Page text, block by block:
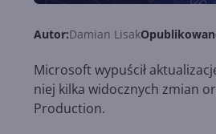
Autor:Damian Lisak
Microsoft wypuścił
niej kilka widocznych zmian
Production.